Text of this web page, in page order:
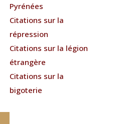
Pyrénées
Citations sur la
répression
Citations sur la légion
étrangère
Citations sur la
bigoterie